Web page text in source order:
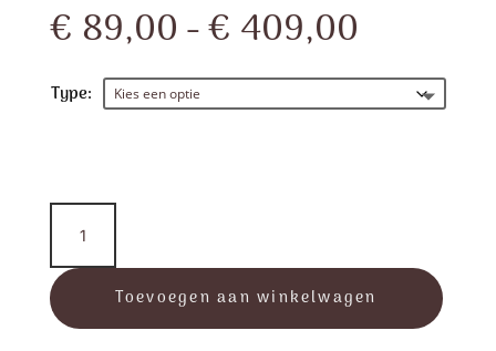
€ 89,00-€ 409,00
tot
€
Type:
TearDrop™
Midnight
Silver
aantal
Toevoegen aan winkelwagen